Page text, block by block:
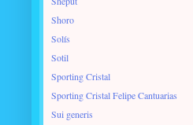
Shoro
Solís
Sotil
Sporting Cristal
Sporting Cristal Felipe Cantuarias
Sui generis